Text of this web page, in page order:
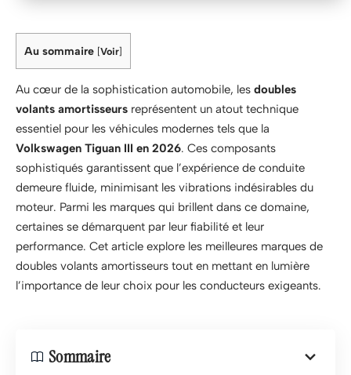
Au sommaire [Voir]
Au cœur de la sophistication automobile, les doubles
volants amortisseurs représentent un atout technique
essentiel pour les véhicules modernes tels que la
Volkswagen Tiguan III en 2026. Ces composants
sophistiqués garantissent que l’expérience de conduite
demeure fluide, minimisant les vibrations indésirables du
moteur. Parmi les marques qui brillent dans ce domaine,
certaines se démarquent par leur fiabilité et leur
performance. Cet article explore les meilleures marques de
doubles volants amortisseurs tout en mettant en lumière
l’importance de leur choix pour les conducteurs exigeants.
Sommaire